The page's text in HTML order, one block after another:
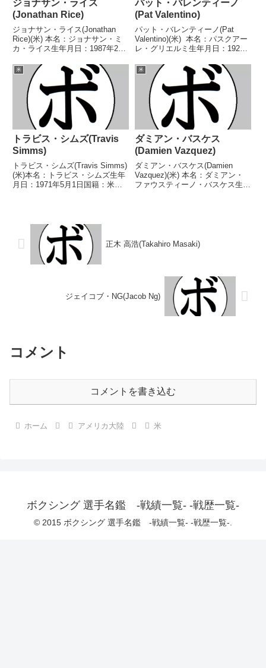
ジョナサン・ライス
(Jonathan Rice)
ジョナサン・ライス(Jonathan
Rice)(米) 本名：ジョナサン・ミ
カ・ライス生年月日：1987年2月
(11KO)6敗1分 【獲得タイトル】
WBCラテンアメリカへビ―級王
座 【戦歴】2014/02/2...
パット・バレンティーノ
(Pat Valentino)
パット・バレンティーノ(Pat
Valentino)(米) 本名：パスクアー
レ・グリエルミ生年月日：1920
勝(33KO)12敗6分 【獲得タイト
ル】米-カリフォルニア州ヘビー
級王座 【戦歴】193...
米
トラビス・シムズ(Travis
Simms)
トラビス・シムズ(Travis Simms)
(米)本名：トラビス・シムズ生年
月日：1971年5月1日国籍：米戦
ーパーウェルター級王座第4...
米
ダミアン・バスケス
(Damien Vazquez)
ダミアン・バスケス(Damien
Vazquez)(米) 本名：ダミアン・
ファウスティーノ・バスケス生年
正木 高浩(Takahiro Masaki)
ジェイコブ・NG(Jacob Ng)
コメント
コメントを書き込む
ホーム アメリカ大陸 米
ボクシング 選手名鑑 -戦績一覧- -戦歴一覧-
© 2015 ボクシング 選手名鑑 -戦績一覧- -戦歴一覧-.